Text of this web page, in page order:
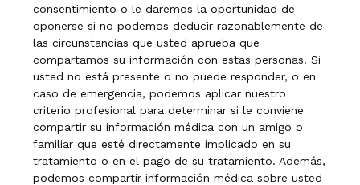
consentimiento o le daremos la oportunidad de
oponerse si no podemos deducir razonablemente de
las circunstancias que usted aprueba que
compartamos su información con estas personas. Si
usted no está presente o no puede responder, o en
caso de emergencia, podemos aplicar nuestro
criterio profesional para determinar si le conviene
compartir su información médica con un amigo o
familiar que esté directamente implicado en su
tratamiento o en el pago de su tratamiento. Además,
podemos compartir información médica sobre usted